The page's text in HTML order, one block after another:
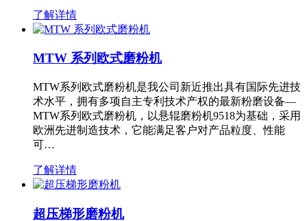
了解详情
MTW 系列欧式磨粉机
MTW系列欧式磨粉机是我公司新近推出具有国际先进技
术水平，拥有多项自主专利技术产权的最新粉磨设备—
MTW系列欧式磨粉机，以悬辊磨粉机9518为基础，采用
欧洲先进制造技术，它能满足客户对产品粒度、性能
可…
了解详情
超压梯形磨粉机